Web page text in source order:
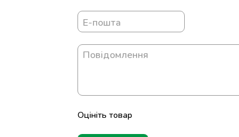
Оцініть товар